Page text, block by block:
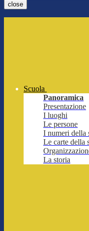
close
Scuola
Panoramica
Presentazione
I luoghi
Le persone
I numeri della
Le carte della
La storia